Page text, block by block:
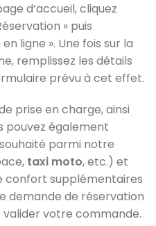
d’accueil, cliquez
» puis
ligne ». Une fois sur la
remplissez les détails
prévu à cet effet.
prise en charge, ainsi
pouvez également
parmi notre
taxi moto, etc.) et
confort supplémentaires
demande de réservation
votre commande.